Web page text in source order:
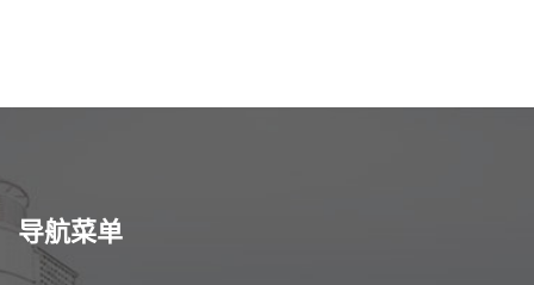
导航菜单